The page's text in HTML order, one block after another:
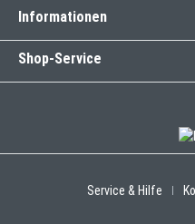
Informationen
Shop-Service
Service & Hilfe